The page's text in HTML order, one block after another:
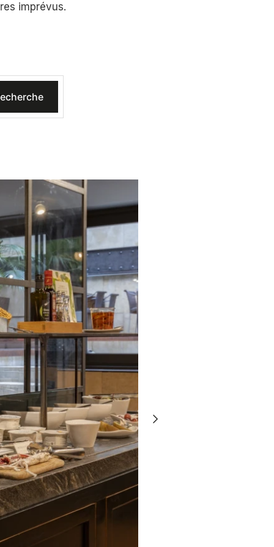
imprévus.